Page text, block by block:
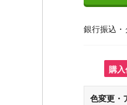
銀行振込・
購
色変更・